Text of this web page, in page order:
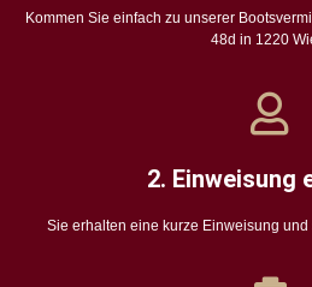
Kommen Sie einfach zu unserer
48d in 1220
2. Einweisung
Sie erhalten eine kurze Einweisung und